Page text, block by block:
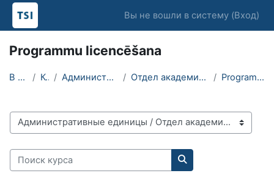
Перейти к основному содержанию
Вы не вошли в систему (Вход)
Programmu licencēšana
В начало Курсы Административные единицы Отдел академической оценки качества Programmu licencēšana
Категории курсов
Поиск курса
Поиск курса